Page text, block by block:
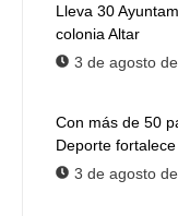
Lleva 30
colonia Altar
3 de agosto
Con más de 50
Deporte
3 de agosto